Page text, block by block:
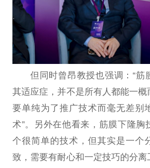
但同时曾昂教授也强调：“筋
其适应症，并不是所有人都能一概
要单纯为了推广技术而毫无差别
术”。另外在他看来，筋膜下隆胸
个很简单的技术，但其实是一个
致，需要有耐心和一定技巧的分